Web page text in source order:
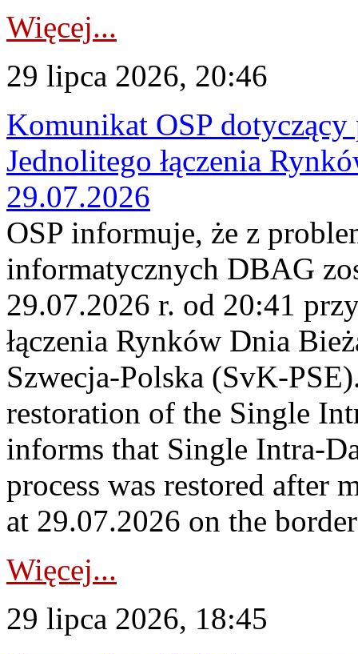
Więcej...
29 lipca 2026, 20:46
Komunikat OSP
Jednolitego łączenia
29.07.2026
OSP informuje, że z
informatycznych DBAG
29.07.2026 r. od 20:41
łączenia Rynków Dnia
Szwecja-Polska (SvK-
restoration of the Single
informs that Single Intra-
process was restored after
at 29.07.2026 on the
Więcej...
29 lipca 2026, 18:45